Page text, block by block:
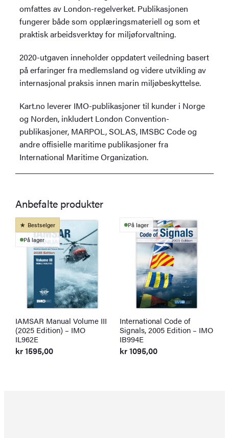
omfattes av London-regelverket. Publikasjonen
fungerer både som opplæringsmateriell og som et
praktisk arbeidsverktøy for miljøforvaltning.
2020-utgaven inneholder oppdatert veiledning basert
på erfaringer fra medlemsland og videre utvikling av
internasjonal praksis innen marin miljøbeskyttelse.
Kart.no leverer IMO-publikasjoner til kunder i Norge
og Norden, inkludert London Convention-
publikasjoner, MARPOL, SOLAS, IMSBC Code og
andre offisielle maritime publikasjoner fra
International Maritime Organization.
Anbefalte produkter
Bestselger
På lager
IAMSAR Manual Volume III
(2025 Edition) – IMO
IL962E
kr1595,00
På lager
International Code of
Signals, 2005 Edition – IMO
IB994E
kr1095,00